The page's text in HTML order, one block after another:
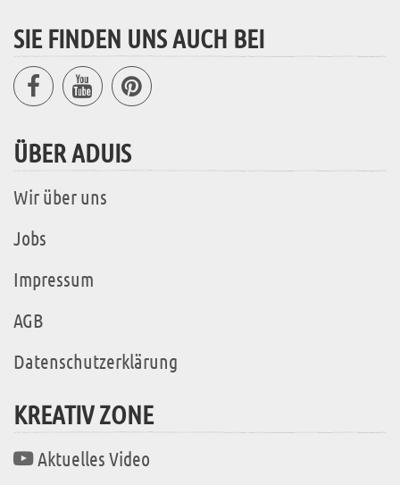
SIE FINDEN UNS AUCH BEI
ÜBER ADUIS
Wir über uns
Jobs
Impressum
AGB
Datenschutzerklärung
KREATIV ZONE
Aktuelles Video